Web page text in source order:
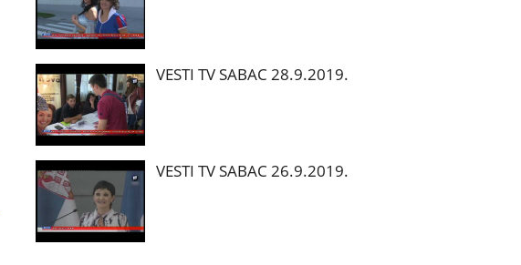
VESTI TV SABAC 28.9.2019.
VESTI TV SABAC 26.9.2019.